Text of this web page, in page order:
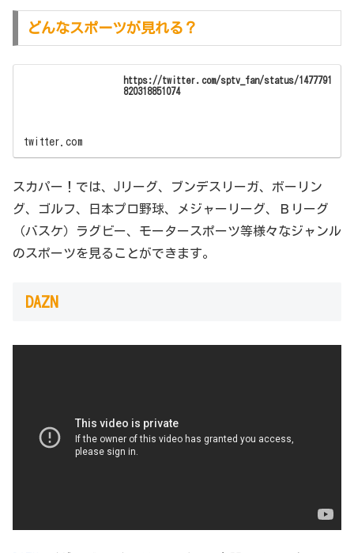
どんなスポーツが見れる？
https://twitter.com/sptv_fan/status/1477791
820318851074
twitter.com
スカパー！では、Jリーグ、ブンデスリーガ、ボーリン
グ、ゴルフ、日本プロ野球、メジャーリーグ、Ｂリーグ
（バスケ）ラグビー、モータースポーツ等様々なジャンル
のスポーツを見ることができます。
DAZN